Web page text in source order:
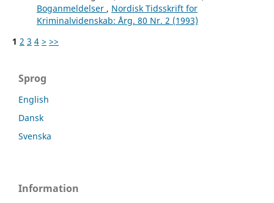
Boganmeldelser , Nordisk Tidsskrift for
Kriminalvidenskab: Årg. 80 Nr. 2 (1993)
1 2 3 4 > >>
Sprog
English
Dansk
Svenska
Information